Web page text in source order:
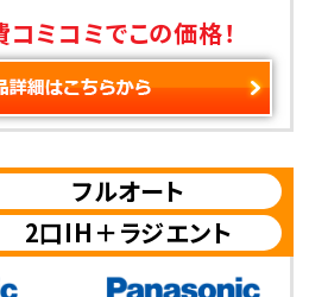
ミコミでこの価格！
フルオート
2口IH＋ラジエント